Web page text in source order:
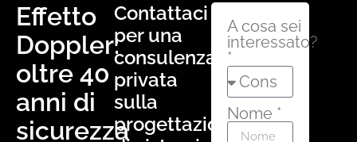
Effetto
Doppler:
oltre 40
anni di
sicurezza
Contattaci
per una
consulenza
privata
sulla
progettazione
A cosa sei
interessato?
*
Nome *